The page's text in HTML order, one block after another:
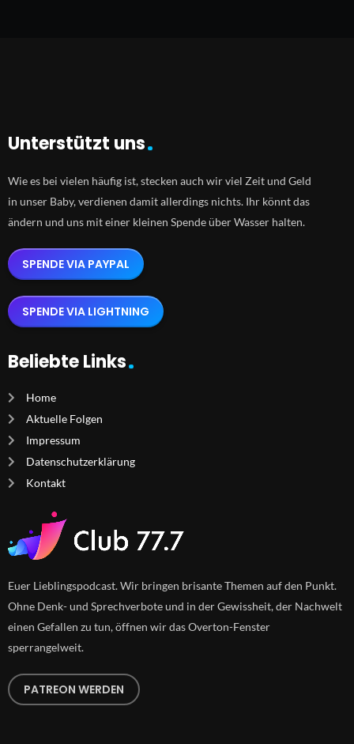
Unterstützt uns
Wie es bei vielen häufig ist, stecken auch wir viel Zeit und Geld
in unser Baby, verdienen damit allerdings nichts. Ihr könnt das
ändern und uns mit einer kleinen Spende über Wasser halten.
SPENDE VIA PAYPAL
SPENDE VIA LIGHTNING
Beliebte Links
Home
Aktuelle Folgen
Impressum
Datenschutzerklärung
Kontakt
Euer Lieblingspodcast. Wir bringen brisante Themen auf den Punkt.
Ohne Denk- und Sprechverbote und in der Gewissheit, der Nachwelt
einen Gefallen zu tun, öffnen wir das Overton-Fenster
sperrangelweit.
PATREON WERDEN